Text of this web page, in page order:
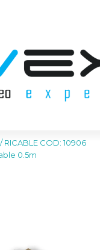
/RICABLE COD: 10906
0.5m